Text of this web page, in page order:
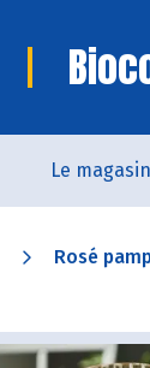
Le magasin
Rosé